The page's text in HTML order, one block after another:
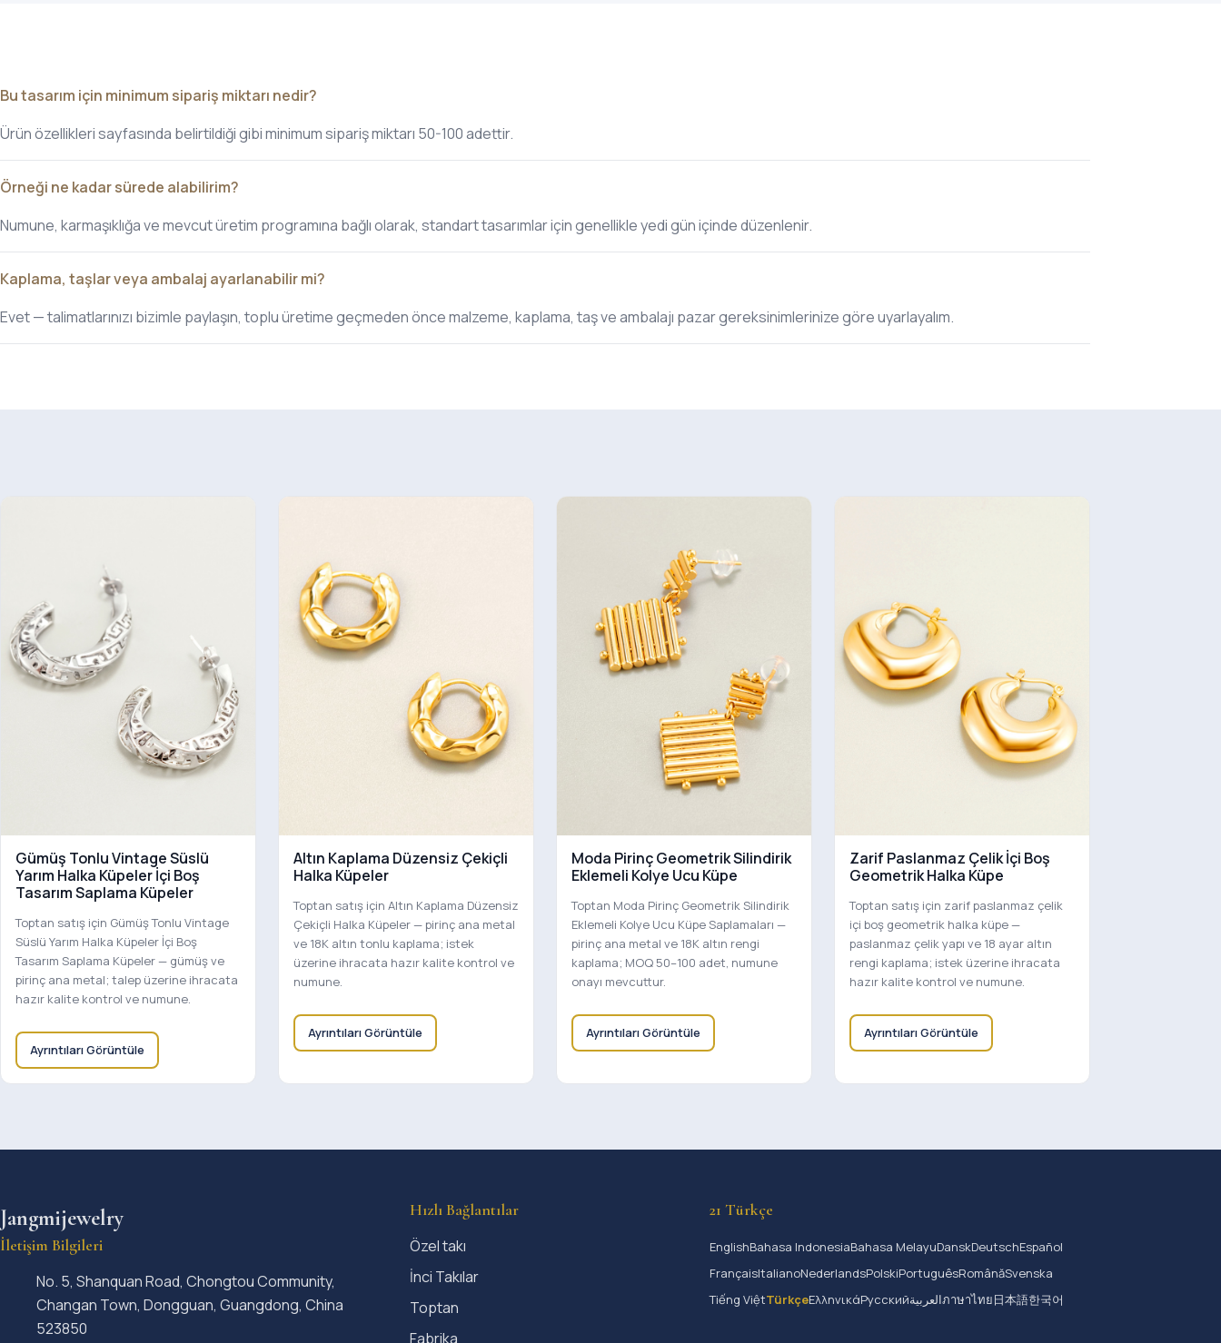
Bu tasarım için minimum sipariş miktarı nedir?
Ürün özellikleri sayfasında belirtildiği gibi minimum sipariş miktarı 50-100 adettir.
Örneği ne kadar sürede alabilirim?
Numune, karmaşıklığa ve mevcut üretim programına bağlı olarak, standart tasarımlar için genellikle yedi gün içinde düzenlenir.
Kaplama, taşlar veya ambalaj ayarlanabilir mi?
Evet — talimatlarınızı bizimle paylaşın, toplu üretime geçmeden önce malzeme, kaplama, taş ve ambalajı pazar gereksinimlerinize göre uyarlayalım.
Gümüş Tonlu Vintage Süslü
Yarım Halka Küpeler İçi Boş
Tasarım Saplama Küpeler
Toptan satış için Gümüş Tonlu Vintage
Süslü Yarım Halka Küpeler İçi Boş
Tasarım Saplama Küpeler — gümüş ve
pirinç ana metal; talep üzerine ihracata
hazır kalite kontrol ve numune.
Ayrıntıları Görüntüle
Altın Kaplama Düzensiz Çekiçli
Halka Küpeler
Toptan satış için Altın Kaplama Düzensiz
Çekiçli Halka Küpeler — pirinç ana metal
ve 18K altın tonlu kaplama; istek
üzerine ihracata hazır kalite kontrol ve
numune.
Ayrıntıları Görüntüle
Moda Pirinç Geometrik Silindirik
Eklemeli Kolye Ucu Küpe
Toptan Moda Pirinç Geometrik Silindirik
Eklemeli Kolye Ucu Küpe Saplamaları —
pirinç ana metal ve 18K altın rengi
kaplama; MOQ 50–100 adet, numune
onayı mevcuttur.
Ayrıntıları Görüntüle
Zarif Paslanmaz Çelik İçi Boş
Geometrik Halka Küpe
Toptan satış için zarif paslanmaz çelik
içi boş geometrik halka küpe —
paslanmaz çelik yapı ve 18 ayar altın
rengi kaplama; istek üzerine ihracata
hazır kalite kontrol ve numune.
Ayrıntıları Görüntüle
Jangmijewelry
İletişim Bilgileri
No. 5, Shanquan Road, Chongtou Community,
Changan Town, Dongguan, Guangdong, China
523850
Hızlı Bağlantılar
Özel takı
İnci Takılar
Toptan
Fabrika
21 Türkçe
EnglishBahasa IndonesiaBahasa MelayuDanskDeutschEspañol
FrançaisItalianoNederlandsPolskiPortuguêsRomânăSvenska
Tiếng ViệtTürkçeΕλληνικάРусскийالعربيةภาษาไทย日本語한국어